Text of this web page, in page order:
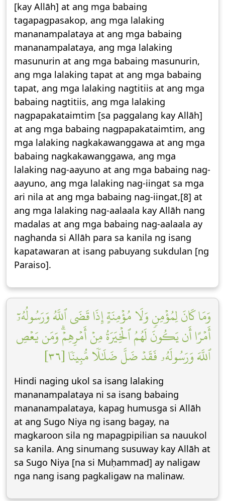
[kay Allāh] at ang mga babaing
tagapagpasakop, ang mga lalaking
mananampalataya at ang mga babaing
mananampalataya, ang mga lalaking
masunurin at ang mga babaing masunurin,
ang mga lalaking tapat at ang mga babaing
tapat, ang mga lalaking nagtitiis at ang mga
babaing nagtitiis, ang mga lalaking
nagpapakataimtim [sa paggalang kay Allāh]
at ang mga babaing nagpapakataimtim, ang
mga lalaking nagkakawanggawa at ang mga
babaing nagkakawanggawa, ang mga
lalaking nag-aayuno at ang mga babaing nag-
aayuno, ang mga lalaking nag-iingat sa mga
ari nila at ang mga babaing nag-iingat,[8] at
ang mga lalaking nag-aalaala kay Allāh nang
madalas at ang mga babaing nag-aalaala ay
naghanda si Allāh para sa kanila ng isang
kapatawaran at isang pabuyang sukdulan [ng
Paraiso].
وَمَا كَانَ لِمُؤۡمِنٖ وَلَا مُؤۡمِنَةٍ إِذَا قَضَى ٱللَّهُ وَرَسُولُهُۥٓ
أَمۡرًا أَن يَكُونَ لَهُمُ ٱلۡخِيَرَةُ مِنۡ أَمۡرِهِمۡۗ وَمَن يَعۡصِ
ٱللَّهَ وَرَسُولَهُۥ فَقَدۡ ضَلَّ ضَلَٰلٗا مُّبِينٗا [٣٦]
Hindi naging ukol sa isang lalaking
mananampalataya ni sa isang babaing
mananampalataya, kapag humusga si Allāh
at ang Sugo Niya ng isang bagay, na
magkaroon sila ng mapagpipilian sa nauukol
sa kanila. Ang sinumang susuway kay Allāh at
sa Sugo Niya [na si Muḥammad] ay naligaw
nga nang isang pagkaligaw na malinaw.